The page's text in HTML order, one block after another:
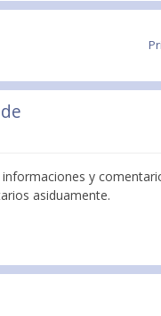
y
asiduamente.